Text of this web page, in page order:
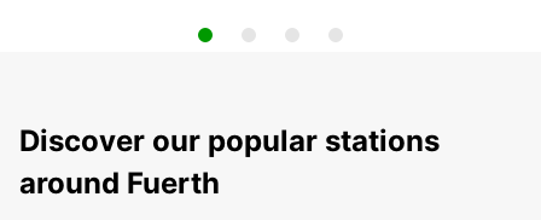
Discover our popular stations
around Fuerth